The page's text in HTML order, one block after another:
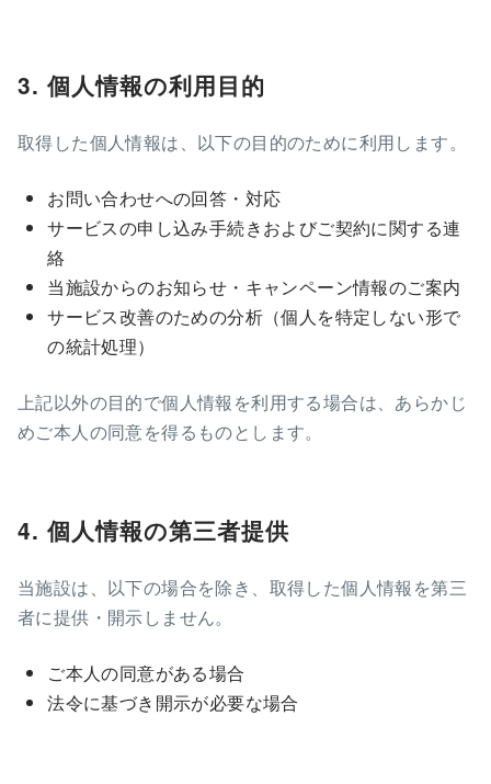
3. 個人情報の利用目的
取得した個人情報は、以下の目的のために利用します。
お問い合わせへの回答・対応
サービスの申し込み手続きおよびご契約に関する連
絡
当施設からのお知らせ・キャンペーン情報のご案内
サービス改善のための分析（個人を特定しない形で
の統計処理）
上記以外の目的で個人情報を利用する場合は、あらかじ
めご本人の同意を得るものとします。
4. 個人情報の第三者提供
当施設は、以下の場合を除き、取得した個人情報を第三
者に提供・開示しません。
ご本人の同意がある場合
法令に基づき開示が必要な場合